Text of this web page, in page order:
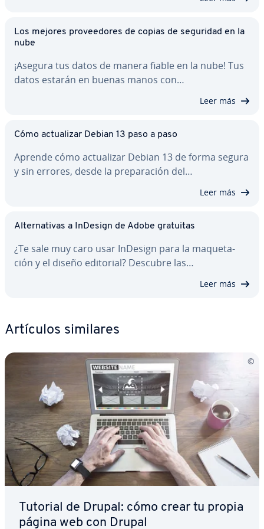
Los mejores pro­vee­do­res de copias de seguridad en la
nube
¡Asegura tus datos de manera fiable en la nube! Tus
datos estarán en buenas manos con…
Leer más
Cómo ac­tua­li­zar Debian 13 paso a paso
Aprende cómo ac­tua­li­zar Debian 13 de forma segura
y sin errores, desde la pre­pa­ra­ción del…
Leer más
Al­te­r­na­ti­vas a InDesign de Adobe gratuitas
¿Te sale muy caro usar InDesign para la ma­que­ta­
ción y el diseño editorial? Descubre las…
Leer más
Artículos similares
Tutorial de Drupal: cómo crear tu propia
página web con Drupal